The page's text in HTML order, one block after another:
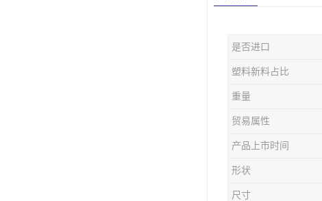
是否进口
塑料新料占比
重量
贸易属性
产品上市时间
形状
尺寸